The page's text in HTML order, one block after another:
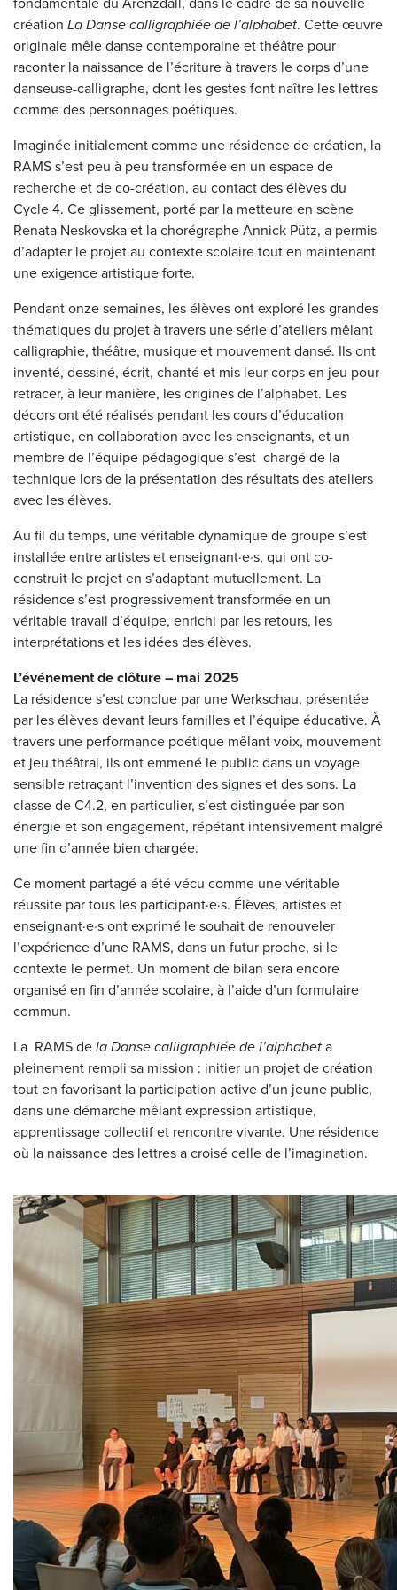
fondamentale du Ärenzdall, dans le cadre de sa nouvelle
création La Danse calligraphiée de l’alphabet. Cette œuvre
originale mêle danse contemporaine et théâtre pour
raconter la naissance de l’écriture à travers le corps d’une
danseuse-calligraphe, dont les gestes font naître les lettres
comme des personnages poétiques.
Imaginée initialement comme une résidence de création, la
RAMS s’est peu à peu transformée en un espace de
recherche et de co-création, au contact des élèves du
Cycle 4. Ce glissement, porté par la metteure en scène
Renata Neskovska et la chorégraphe Annick Pütz, a permis
d’adapter le projet au contexte scolaire tout en maintenant
une exigence artistique forte.
Pendant onze semaines, les élèves ont exploré les grandes
thématiques du projet à travers une série d’ateliers mêlant
calligraphie, théâtre, musique et mouvement dansé. Ils ont
inventé, dessiné, écrit, chanté et mis leur corps en jeu pour
retracer, à leur manière, les origines de l’alphabet. Les
décors ont été réalisés pendant les cours d’éducation
artistique, en collaboration avec les enseignants, et un
membre de l’équipe pédagogique s’est chargé de la
technique lors de la présentation des résultats des ateliers
avec les élèves.
Au fil du temps, une véritable dynamique de groupe s’est
installée entre artistes et enseignant·e·s, qui ont co-
construit le projet en s’adaptant mutuellement. La
résidence s’est progressivement transformée en un
véritable travail d’équipe, enrichi par les retours, les
interprétations et les idées des élèves.
L’événement de clôture – mai 2025
La résidence s’est conclue par une Werkschau, présentée
par les élèves devant leurs familles et l’équipe éducative. À
travers une performance poétique mêlant voix, mouvement
et jeu théâtral, ils ont emmené le public dans un voyage
sensible retraçant l’invention des signes et des sons. La
classe de C4.2, en particulier, s’est distinguée par son
énergie et son engagement, répétant intensivement malgré
une fin d’année bien chargée.
Ce moment partagé a été vécu comme une véritable
réussite par tous les participant·e·s. Élèves, artistes et
enseignant·e·s ont exprimé le souhait de renouveler
l’expérience d’une RAMS, dans un futur proche, si le
contexte le permet. Un moment de bilan sera encore
organisé en fin d’année scolaire, à l’aide d’un formulaire
commun.
La RAMS de la Danse calligraphiée de l’alphabet a
pleinement rempli sa mission : initier un projet de création
tout en favorisant la participation active d’un jeune public,
dans une démarche mêlant expression artistique,
apprentissage collectif et rencontre vivante. Une résidence
où la naissance des lettres a croisé celle de l’imagination.